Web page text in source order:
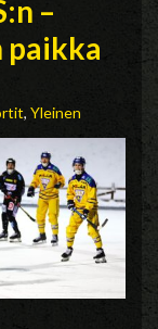
–
paikka
, Yleinen